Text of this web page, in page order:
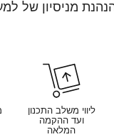
ליווי משלב התכנון
ועד ההקמה
המלאה